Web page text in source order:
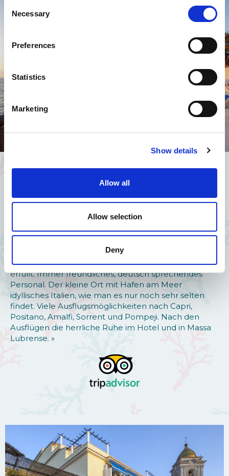
Selection
Necessary
Preferences
Statistics
Marketing
Show details
Allow all
Allow selection
Deny
Wir waren begeistert !
«Zimmer mit Meerblick genial, Rundblick vom Vesuv
über Neapel bis zur Insel Ischia. Wunderschöne
Terrasse des Hotels. Abendessen sehr gut und
abwechslungsreich, Sonderwünsche wurden sofort
erfüllt. Immer freundliches, deutsch sprechendes
Personal. Der kleine Ort mit Hafen am Meer
idyllisches Italien, wie man es nur noch sehr selten
findet. Viele Ausflugsmöglichkeiten nach Capri,
Positano, Amalfi, Sorrent und Pompeji. Nach den
Ausflügen die herrliche Ruhe im Hotel und in Massa
Lubrense. »